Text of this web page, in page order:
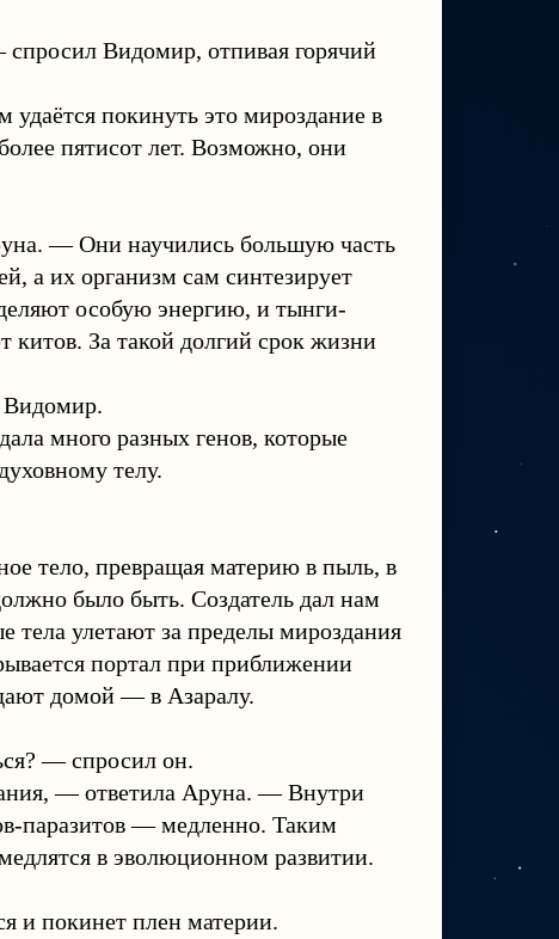
Видомир, отпивая горячий
покинуть это мироздание в
пятисот лет. Возможно, они
— Они научились большую часть
а их организм сам синтезирует
особую энергию, и тынги-
китов. За такой долгий срок жизни
Видомир.
много разных генов, которые
телу.
тело, превращая материю в пыль, в
было быть. Создатель дал нам
тела улетают за пределы мироздания
портал при приближении
домой — в Азаралу.
— спросил он.
— ответила Аруна. — Внутри
паразитов — медленно. Таким
в эволюционном развитии.
и покинет плен материи.